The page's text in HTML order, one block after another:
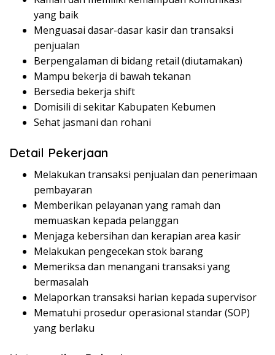
yang baik
Menguasai dasar-dasar kasir dan transaksi
penjualan
Berpengalaman di bidang retail (diutamakan)
Mampu bekerja di bawah tekanan
Bersedia bekerja shift
Domisili di sekitar Kabupaten Kebumen
Sehat jasmani dan rohani
Detail Pekerjaan
Melakukan transaksi penjualan dan penerimaan
pembayaran
Memberikan pelayanan yang ramah dan
memuaskan kepada pelanggan
Menjaga kebersihan dan kerapian area kasir
Melakukan pengecekan stok barang
Memeriksa dan menangani transaksi yang
bermasalah
Melaporkan transaksi harian kepada supervisor
Mematuhi prosedur operasional standar (SOP)
yang berlaku